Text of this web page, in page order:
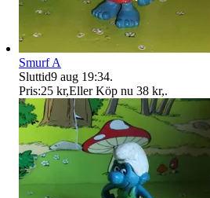
Smurf A
Sluttid9 aug 19:34.
Pris:25 kr,Eller Köp nu 38 kr,.